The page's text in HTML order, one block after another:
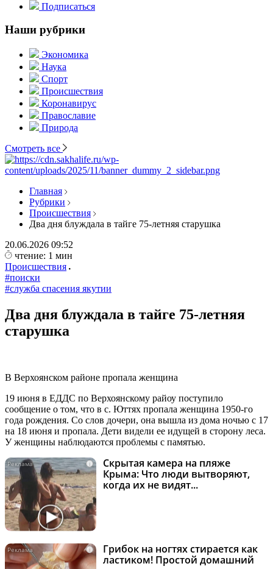
Подписаться
Наши рубрики
Экономика
Наука
Спорт
Происшествия
Коронавирус
Православие
Природа
Смотреть все
Главная
Рубрики
Происшествия
Два дня блуждала в тайге 75-летняя старушка
20.06.2026 09:52
чтение: 1 мин
Происшествия
#поиски
#служба спасения якутии
Два дня блуждала в тайге 75-летняя
старушка
В Верхоянском районе пропала женщина
19 июня в ЕДДС по Верхоянскому райоу поступило
сообщение о том, что в с. Юттях пропала женщина 1950-го
года рождения. Со слов дочери, она вышла из дома ночью с 17
на 18 июня и пропала. Дети видели ее идущей в сторону леса.
У женщины наблюдаются проблемы с памятью.
i
Скрытая камера на пляже
Крыма: Что люди вытворяют,
когда их не видят...
i
Грибок на ногтях стирается как
ластиком! Простой домашний